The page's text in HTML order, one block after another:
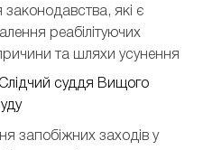
які є
реабілітуючих
та шляхи усунення
Слідчий суддя Вищого
запобіжних заходів у